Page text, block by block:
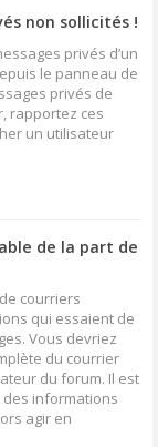
non sollicités !
privés d’un
le panneau de
privés de
rapportez ces
un utilisateur
de la part de
courriers
qui essaient de
Vous devriez
du courrier
du forum. Il est
des informations
agir en